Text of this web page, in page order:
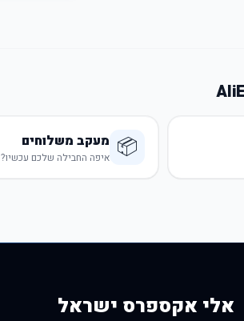
📦 מעקב משלוחים
איפה החבילה שלכם עכשיו?
אלי אקספרס ישראל